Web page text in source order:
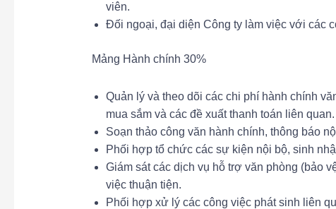
viên.
Đối ngoại, đại diện Công ty làm việc với các
Mảng Hành chính 30%
Quản lý và theo dõi các chi phí hành chính
mua sắm và các đề xuất thanh toán liên quan.
Soạn thảo công văn hành chính, thông báo
Phối hợp tổ chức các sự kiện nội bộ, sinh
Giám sát các dịch vụ hỗ trợ văn phòng (bảo
việc thuận tiện.
Phối hợp xử lý các công việc phát sinh liên